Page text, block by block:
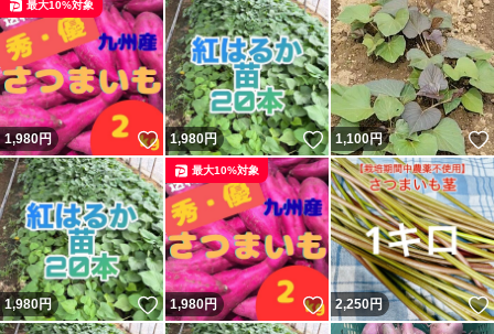
1,980円 いいね！
最大10%対象
1,980円 いいね！
1,100円
1,980円 いいね！
1,980円 いいね！
最大10%対象
2,250円